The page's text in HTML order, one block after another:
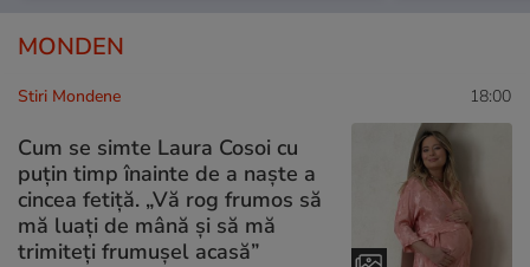
MONDEN
Stiri Mondene 18:00
Cum se simte Laura Cosoi cu
puțin timp înainte de a naște a
cincea fetiță. „Vă rog frumos să
mă luați de mână și să mă
trimiteți frumușel acasă”